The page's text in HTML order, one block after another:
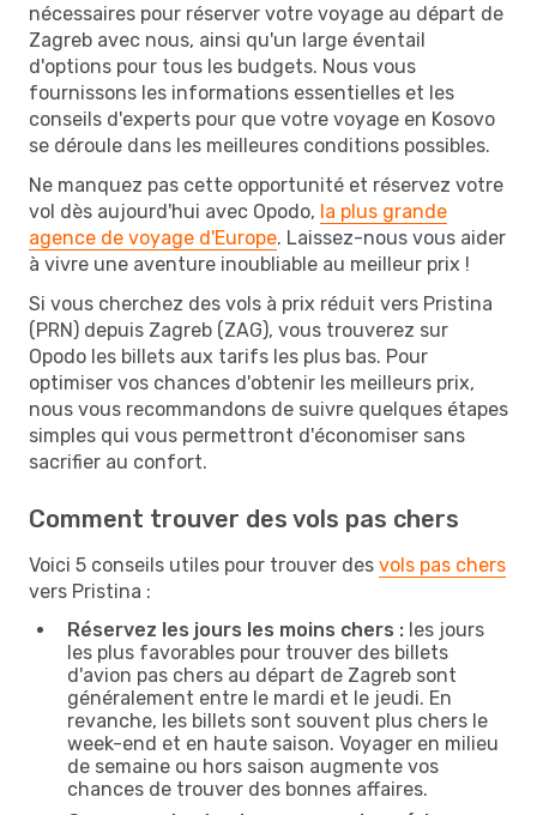
nécessaires pour réserver votre voyage au départ de
Zagreb avec nous, ainsi qu'un large éventail
d'options pour tous les budgets. Nous vous
fournissons les informations essentielles et les
conseils d'experts pour que votre voyage en Kosovo
se déroule dans les meilleures conditions possibles.
Ne manquez pas cette opportunité et réservez votre
vol dès aujourd'hui avec Opodo, la plus grande
agence de voyage d'Europe. Laissez-nous vous aider
à vivre une aventure inoubliable au meilleur prix !
Si vous cherchez des vols à prix réduit vers Pristina
(PRN) depuis Zagreb (ZAG), vous trouverez sur
Opodo les billets aux tarifs les plus bas. Pour
optimiser vos chances d'obtenir les meilleurs prix,
nous vous recommandons de suivre quelques étapes
simples qui vous permettront d'économiser sans
sacrifier au confort.
Comment trouver des vols pas chers
Voici 5 conseils utiles pour trouver des vols pas chers
vers Pristina :
Réservez les jours les moins chers : les jours
les plus favorables pour trouver des billets
d'avion pas chers au départ de Zagreb sont
généralement entre le mardi et le jeudi. En
revanche, les billets sont souvent plus chers le
week-end et en haute saison. Voyager en milieu
de semaine ou hors saison augmente vos
chances de trouver des bonnes affaires.